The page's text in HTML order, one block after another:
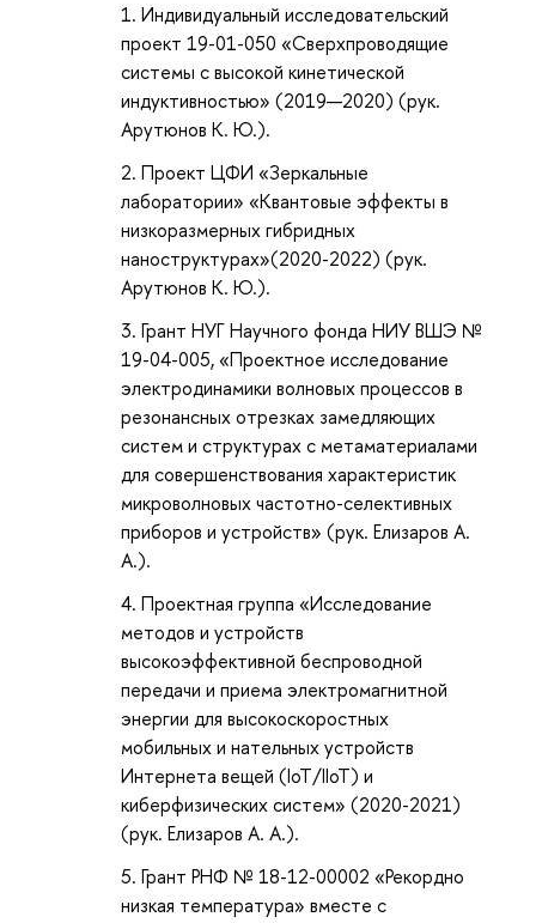
Индивидуальный исследовательский
проект 19-01-050 «Сверхпроводящие
системы с высокой кинетической
индуктивностью» (2019—2020) (рук.
Арутюнов К. Ю.).
Проект ЦФИ «Зеркальные
лаборатории» «Квантовые эффекты в
низкоразмерных гибридных
наноструктурах»(2020-2022) (рук.
Арутюнов К. Ю.).
Грант НУГ Научного фонда НИУ ВШЭ №
19-04-005, «Проектное исследование
электродинамики волновых процессов в
резонансных отрезках замедляющих
систем и структурах с метаматериалами
для совершенствования характеристик
микроволновых частотно-селективных
приборов и устройств» (рук. Елизаров А.
А.).
Проектная группа «Исследование
методов и устройств
высокоэффективной беспроводной
передачи и приема электромагнитной
энергии для высокоскоростных
мобильных и нательных устройств
Интернета вещей (IoT/IIoT) и
киберфизических систем» (2020-2021)
(рук. Елизаров А. А.).
Грант РНФ № 18-12-00002 «Рекордно
низкая температура» вместе с